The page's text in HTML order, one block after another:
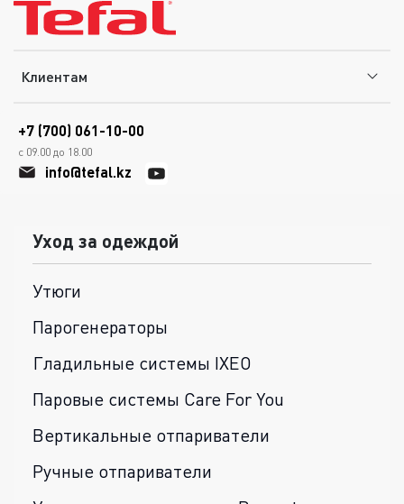
Клиентам
+7 (700) 061-10-00
с 09.00 до 18.00
info@tefal.kz
Уход за одеждой
Утюги
Парогенераторы
Гладильные системы IXEO
Паровые системы Care For You
Вертикальные отпариватели
Ручные отпариватели